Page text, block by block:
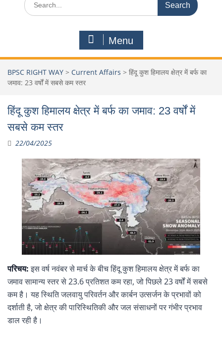
Menu
BPSC RIGHT WAY > Current Affairs > हिंदू कुश हिमालय क्षेत्र में बर्फ का
जमाव: 23 वर्षों में सबसे कम स्तर
हिंदू कुश हिमालय क्षेत्र में बर्फ का जमाव: 23 वर्षों में
सबसे कम स्तर
22/04/2025
परिचय:इस वर्ष नवंबर से मार्च के बीच हिंदू कुश हिमालय क्षेत्र में बर्फ का
जमाव सामान्य स्तर से 23.6 प्रतिशत कम रहा, जो पिछले 23 वर्षों में सबसे
कम है। यह स्थिति जलवायु परिवर्तन और कार्बन उत्सर्जन के प्रभावों को
दर्शाती है, जो क्षेत्र की पारिस्थितिकी और जल संसाधनों पर गंभीर प्रभाव
डाल रही है।